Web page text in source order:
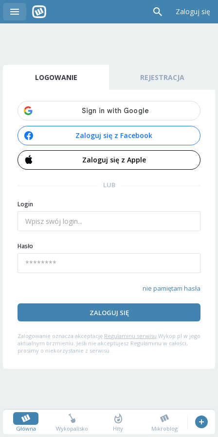
Zaloguj się
LOGOWANIE REJESTRACJA
Zaloguj się z Facebook
Zaloguj się z Apple
LUB
Login
Hasło
nie pamiętam hasła
ZALOGUJ SIĘ
Zalogowanie oznacza akceptację Regulaminu serwisu Wykop.pl w jego
aktualnym brzmieniu. Jeśli nie akceptujesz Regulaminu w całości,
prosimy o niekorzystanie z serwisu.
Główna Wykopalisko Hity Mikroblog